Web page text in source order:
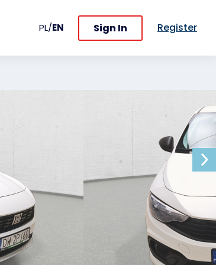
PL/EN Sign In Register